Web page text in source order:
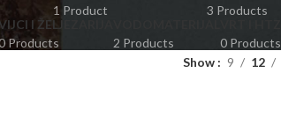
1 Product
3 Products
I ŽELJEZARIJA
Products
2 Products
0 Products
Show 9 12